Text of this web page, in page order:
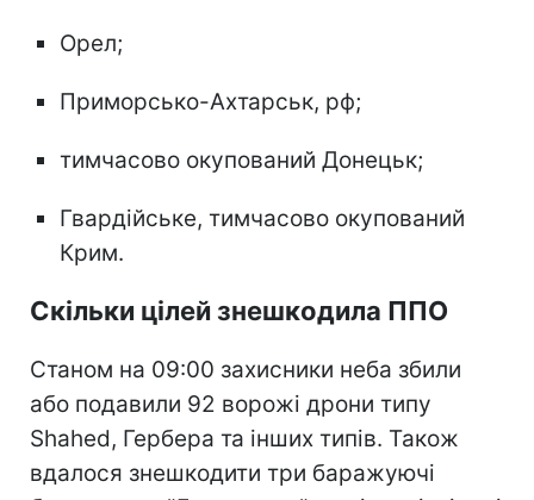
Орел;
Приморсько-Ахтарськ, рф;
тимчасово окупований Донецьк;
Гвардійське, тимчасово окупований
Крим.
Скільки цілей знешкодила ППО
Станом на 09:00 захисники неба збили
або подавили 92 ворожі дрони типу
Shahed, Гербера та інших типів. Також
вдалося знешкодити три баражуючі